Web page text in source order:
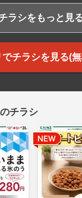
ラシをもっと見
でチラシを見る(
チラシ